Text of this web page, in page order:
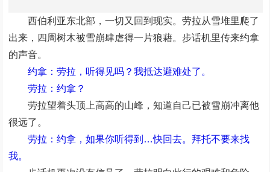
西伯利亚东北部，一切又回到现实。劳拉从雪堆里爬了
出来，四周树木被雪崩肆虐得一片狼藉。步话机里传来约拿
的声音。
约拿：劳拉，听得见吗？我抵达避难处了。
劳拉：约拿？
劳拉望着头顶上高高的山峰，知道自己已被雪崩冲离他
很远了。
劳拉：约拿，如果你听得到…快回去。拜托不要来找
我。